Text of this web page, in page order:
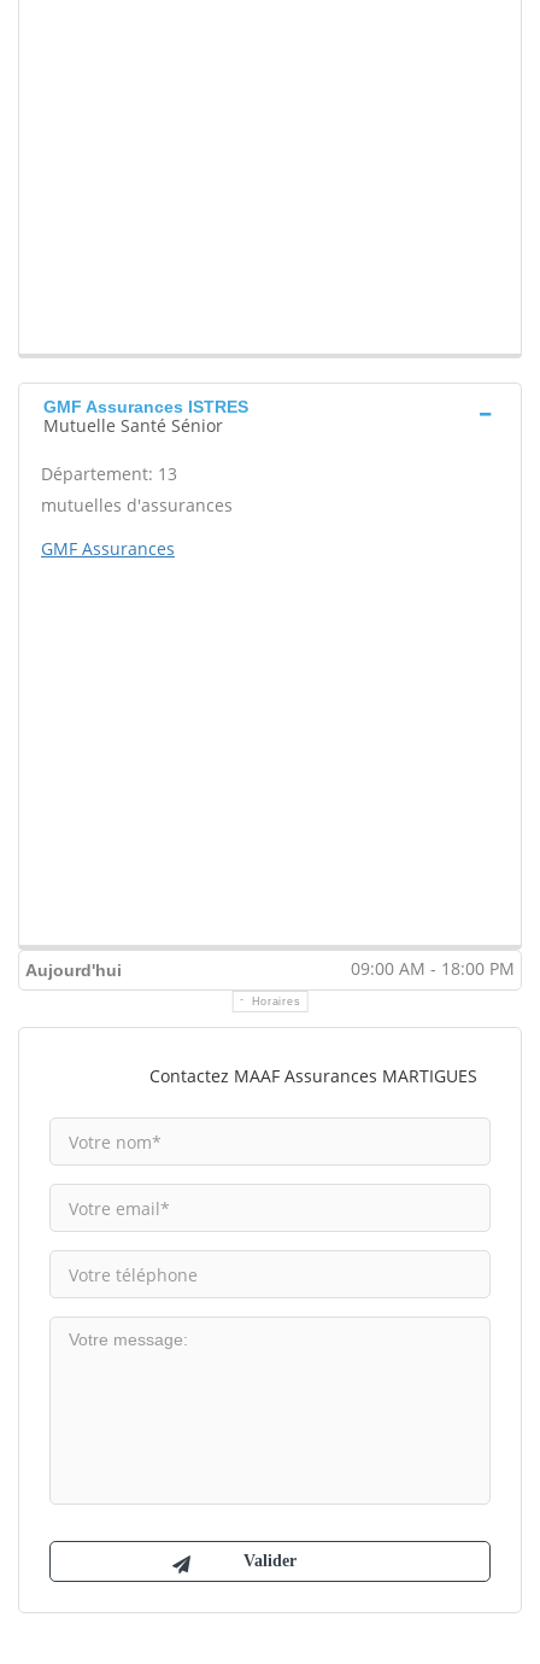
GMF Assurances ISTRES
Mutuelle Santé Sénior
Département: 13
mutuelles d'assurances
GMF Assurances
Aujourd'hui 09:00 AM - 18:00 PM
Horaires
Contactez MAAF Assurances MARTIGUES